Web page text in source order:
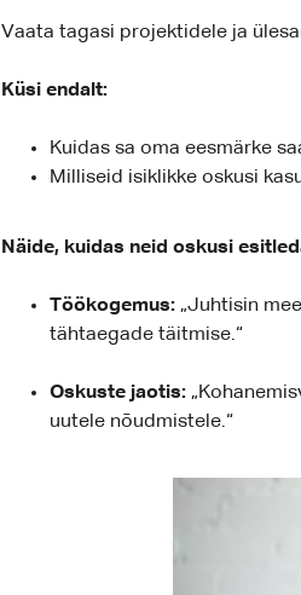
Vaata tagasi projektidele ja
Küsi endalt:
Kuidas sa oma eesmärke
Milliseid isiklikke oskusi
Näide, kuidas neid oskusi
Töökogemus: „Juhtisin
tähtaegade täitmise.“
Oskuste jaotis:
uutele nõudmistele.“